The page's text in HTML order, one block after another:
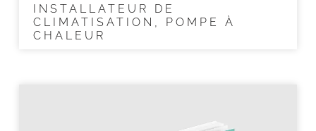
INSTALLATEUR DE
CLIMATISATION, POMPE À
CHALEUR